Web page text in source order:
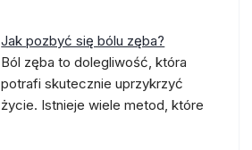
Jak pozbyć się bólu zęba?
Ból zęba to dolegliwość, która
potrafi skutecznie uprzykrzyć
życie. Istnieje wiele metod, które